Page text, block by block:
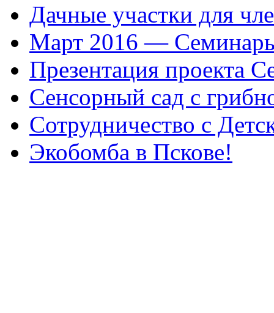
Дачные участки для
Март 2016 —
Презентация проекта
Сенсорный сад с
Сотрудничество с
Экобомба в Пскове!